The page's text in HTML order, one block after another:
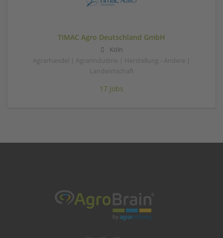
TIMAC Agro Deutschland GmbH
Köln
Agrarhandel | Agrarindustrie | Herstellung - Andere |
Landwirtschaft
17 Jobs